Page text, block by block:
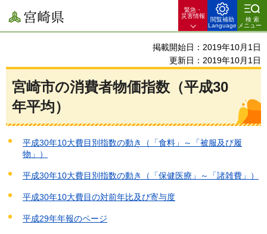
宮崎県
緊急・
災害情報
閲覧補助
Language
検索
メニュー
掲載開始日：2019年10月1日
更新日：2019年10月1日
宮崎市の消費者物価指数（平成30
年平均）
平成30年10大費目別指数の動き（「食料」～「被服及び履
物」）
平成30年10大費目別指数の動き（「保健医療」～「諸雑費」）
平成30年10大費目の対前年比及び寄与度
平成29年年報のページ